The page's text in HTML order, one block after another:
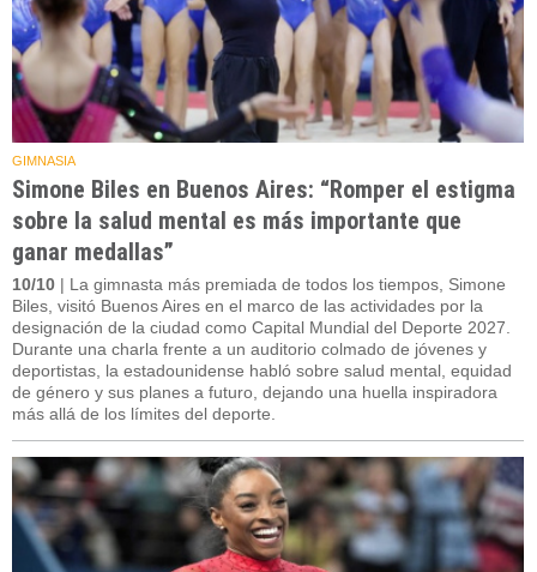
GIMNASIA
Simone Biles en Buenos Aires: “Romper el estigma
sobre la salud mental es más importante que
ganar medallas”
10/10 | La gimnasta más premiada de todos los tiempos, Simone
Biles, visitó Buenos Aires en el marco de las actividades por la
designación de la ciudad como Capital Mundial del Deporte 2027.
Durante una charla frente a un auditorio colmado de jóvenes y
deportistas, la estadounidense habló sobre salud mental, equidad
de género y sus planes a futuro, dejando una huella inspiradora
más allá de los límites del deporte.